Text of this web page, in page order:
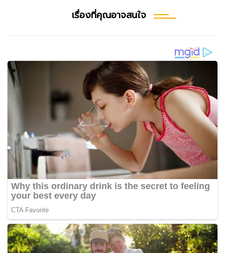
เรื่องที่คุณอาจสนใจ